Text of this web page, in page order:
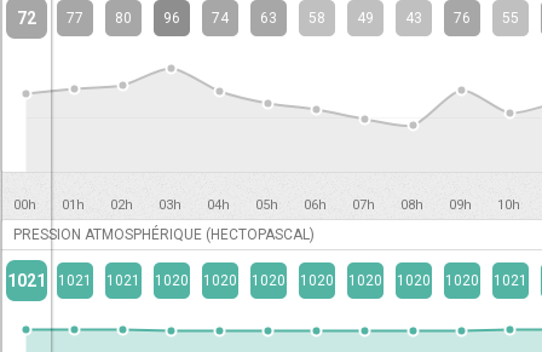
72 77 80 96 74 63 58 49 43 76 55
00h 01h 02h 03h 04h 05h 06h 07h 08h 09h 10h
PRESSION ATMOSPHÉRIQUE (HECTOPASCAL)
1021 1021 1021 1020 1020 1020 1020 1020 1020 1020 1021